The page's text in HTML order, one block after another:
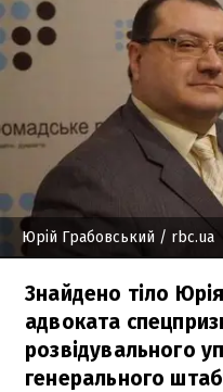
Юрій Грабовський / rbc.ua
Знайдено тіло
адвоката
розвідувального
генерального